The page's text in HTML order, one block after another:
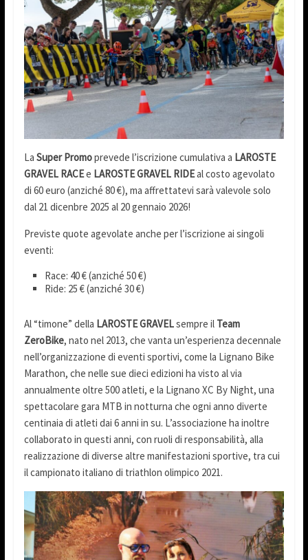
La Super Promoprevede l’iscrizione cumulativa a LAROSTE
GRAVEL RACEe LAROSTE GRAVEL RIDEal costo agevolato
di 60 euro (anziché 80 €), ma affrettatevi sarà valevole solo
dal 21 dicenbre 2025 al 20 gennaio 2026!
Previste quote agevolate anche per l’iscrizione ai singoli
eventi:
Race: 40 € (anziché 50 €)
Ride: 25 € (anziché 30 €)
Al “timone” della LAROSTE GRAVELsempre il Team
ZeroBike, nato nel 2013, che vanta un’esperienza decennale
nell’organizzazione di eventi sportivi, come la Lignano Bike
Marathon, che nelle sue dieci edizioni ha visto al via
annualmente oltre 500 atleti, e la Lignano XC By Night, una
spettacolare gara MTB in notturna che ogni anno diverte
centinaia di atleti dai 6 anni in su. L’associazione ha inoltre
collaborato in questi anni, con ruoli di responsabilità, alla
realizzazione di diverse altre manifestazioni sportive, tra cui
il campionato italiano di triathlon olimpico 2021.